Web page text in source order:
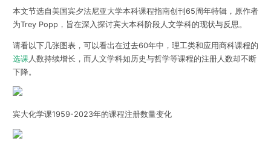
本文节选自美国宾夕法尼亚大学本科课程指南创刊65周年特辑，原作者
为Trey Popp，旨在深入探讨宾大本科阶段人文学科的现状与反思。
请看以下几张图表，可以看出在过去60年中，理工类和应用商科课程的
选课人数持续增长，而人文学科如历史与哲学等课程的注册人数却不断
下降。
宾大化学课1959-2023年的课程注册数量变化